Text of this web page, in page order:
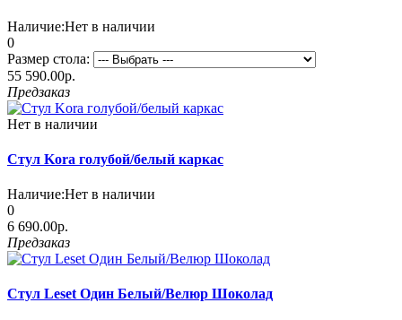
Наличие:Нет в наличии
0
Размер стола:
55 590.00р.
Предзаказ
Нет в наличии
Стул Kora голубой/белый каркас
Наличие:Нет в наличии
0
6 690.00р.
Предзаказ
Стул Leset Один Белый/Велюр Шоколад